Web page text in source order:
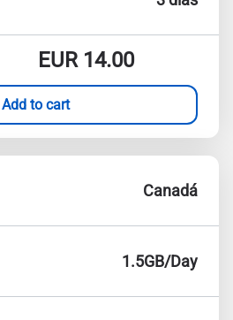
EUR14.00
Add to cart
Canadá
1.5GB/Day